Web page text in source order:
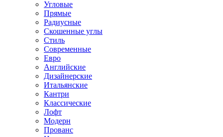
Угловые
Прямые
Радиусные
Скошенные углы
Стиль
Современные
Евро
Английские
Дизайнерские
Итальянские
Кантри
Классические
Лофт
Модерн
Прованс